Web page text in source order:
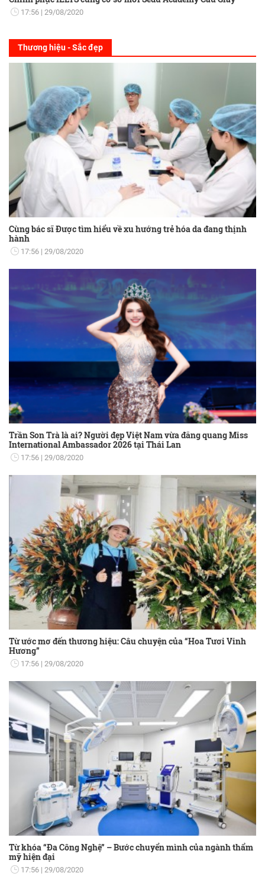
17:56 29/08/2020
Thương hiệu - Sắc đẹp
Cùng bác sĩ Được tìm hiểu về xu hướng trẻ hóa da đang thịnh
hành
17:56 29/08/2020
Trần Son Trà là ai? Người đẹp Việt Nam vừa đăng quang Miss
International Ambassador 2026 tại Thái Lan
17:56 29/08/2020
Từ ước mơ đến thương hiệu: Câu chuyện của “Hoa Tươi Vinh
Hương”
17:56 29/08/2020
Từ khóa “Đa Công Nghệ” – Bước chuyển mình của ngành thẩm
mỹ hiện đại
17:56 29/08/2020